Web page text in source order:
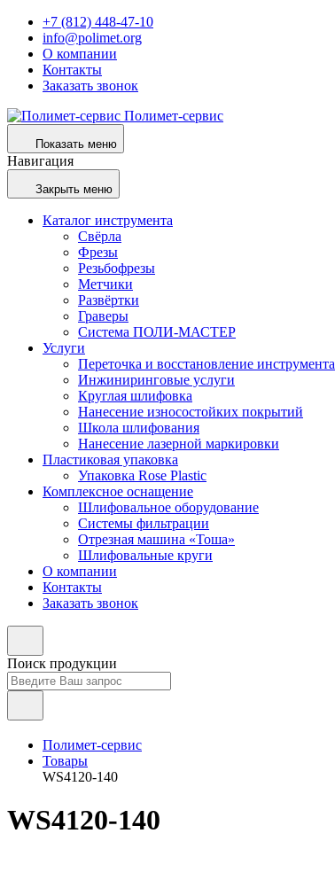
+7 (812) 448-47-10
info@polimet.org
О компании
Контакты
Заказать звонок
Полимет-сервис
Показать меню
Навигация
Закрыть меню
Каталог инструмента
Свёрла
Фрезы
Резьбофрезы
Метчики
Развёртки
Граверы
Система ПОЛИ-МАСТЕР
Услуги
Переточка и восстановление инструмента
Инжиниринговые услуги
Круглая шлифовка
Нанесение износостойких покрытий
Школа шлифования
Нанесение лазерной маркировки
Пластиковая упаковка
Упаковка Rose Plastic
Комплексное оснащение
Шлифовальное оборудование
Системы фильтрации
Отрезная машина «Тоша»
Шлифовальные круги
О компании
Контакты
Заказать звонок
Поиск продукции
Полимет-сервис
Товары
WS4120-140
WS4120-140